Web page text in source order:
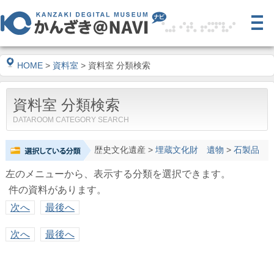
HOME > 資料室 > 資料室 分類検索
資料室 分類検索
DATAROOM CATEGORY SEARCH
歴史文化遺産> 埋蔵文化財 遺物 > 石製品
左のメニューから、表示する分類を選択できます。
件の資料があります。
次へ
最後へ
次へ 最後へ